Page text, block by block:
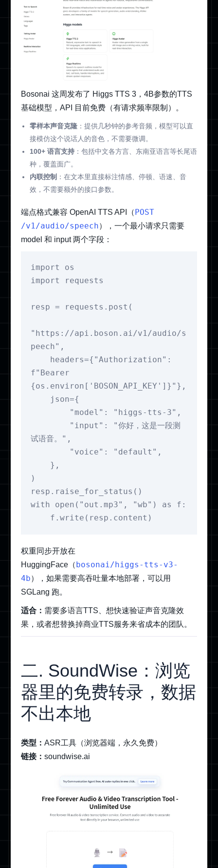
Bosonai 这周发布了 Higgs TTS 3，4B参数的TTS
基础模型，API 目前免费（有请求频率限制）。
零样本声音克隆：提供几秒钟的参考音频，模型可以直
接模仿这个说话人的音色，不需要微调。
100+ 语言支持：包括中文各方言、东南亚语言等长尾语
种，覆盖面广。
内联控制 ：在文本里直接标注情感、停顿、语速、音
效，不需要额外的接口参数。
端点格式兼容 OpenAI TTS API（POST
/v1/audio/speech），一个最小请求只需要
model 和 input 两个字段：
import os
import requests
resp = requests.post(
"https://api.boson.ai/v1/audio/s
peech",
f"Bearer
{os.environ['BOSON_API_KEY']}"},
试语音。",
)
resp.raise_for_status()
with open("out.mp3", "wb") as f:
    f.write(resp.content)
权重同步开放在
HuggingFace（bosonai/higgs-tts-v3-
4b），如果需要高吞吐量本地部署，可以用
SGLang 跑。
适合： 需要多语言TTS、想快速验证声音克隆效
果，或者想替换掉商业TTS服务来省成本的团队。
二. SoundWise：浏览
器里的免费转录，数据
不出本地
类型： ASR工具（浏览器端，永久免费）
链接： soundwise.ai